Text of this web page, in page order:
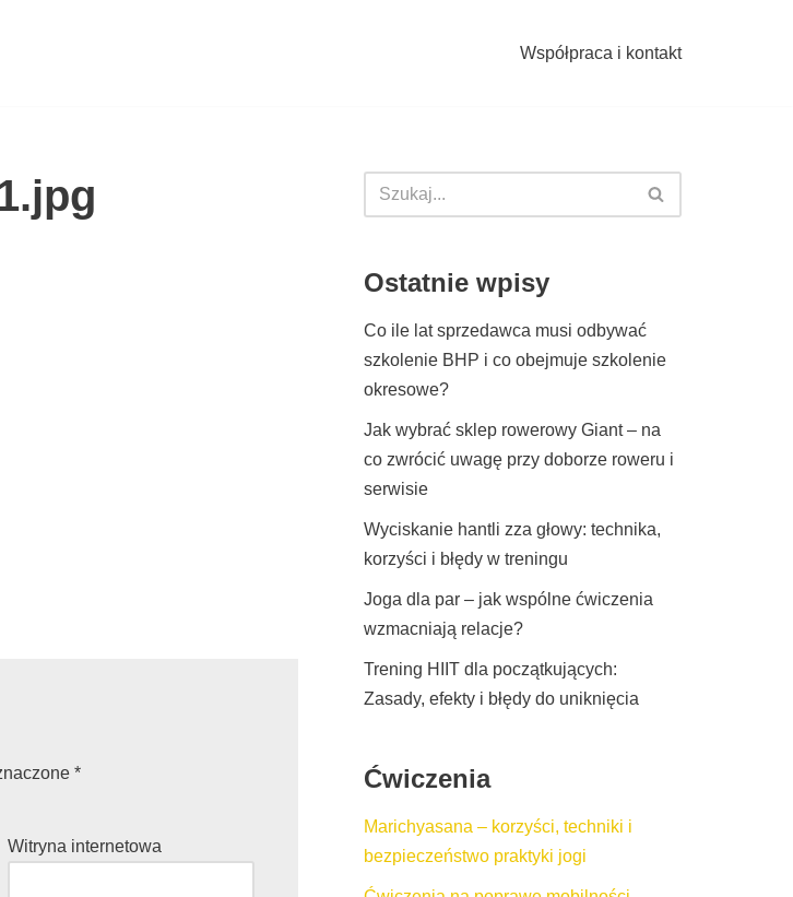
Współpraca i kontakt
*
Witryna internetowa
Ostatnie wpisy
Co ile lat sprzedawca musi odbywać
szkolenie BHP i co obejmuje szkolenie
okresowe?
Jak wybrać sklep rowerowy Giant – na
co zwrócić uwagę przy doborze roweru i
serwisie
Wyciskanie hantli zza głowy: technika,
korzyści i błędy w treningu
Joga dla par – jak wspólne ćwiczenia
wzmacniają relacje?
Trening HIIT dla początkujących:
Zasady, efekty i błędy do uniknięcia
Ćwiczenia
Marichyasana – korzyści, techniki i
bezpieczeństwo praktyki jogi